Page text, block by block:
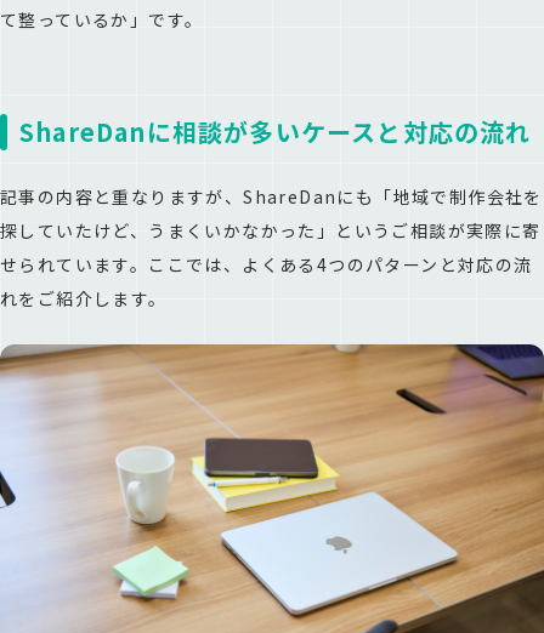
て整っているか」です。
ShareDanに相談が多いケースと対応の流れ
記事の内容と重なりますが、ShareDanにも「地域で制作会社を
探していたけど、うまくいかなかった」というご相談が実際に寄
せられています。ここでは、よくある4つのパターンと対応の流
れをご紹介します。